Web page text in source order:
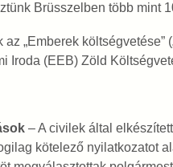
Brüsszelben több mint
„Emberek
Iroda (EEB) Zöld
– A civilek által elkészített
kötelező nyilatkozatot